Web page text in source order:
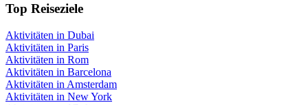
Top Reiseziele
Aktivitäten in Dubai
Aktivitäten in Paris
Aktivitäten in Rom
Aktivitäten in Barcelona
Aktivitäten in Amsterdam
Aktivitäten in New York